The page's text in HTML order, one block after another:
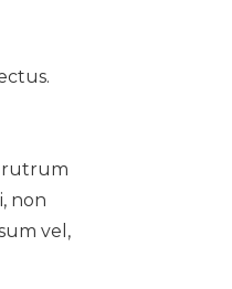
rutrum
non
vel,